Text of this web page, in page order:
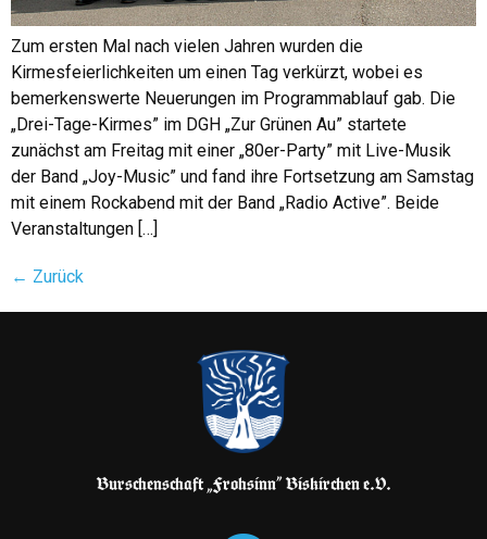
Zum ersten Mal nach vielen Jahren wurden die
Kirmesfeierlichkeiten um einen Tag verkürzt, wobei es
bemerkenswerte Neuerungen im Programmablauf gab. Die
„Drei-Tage-Kirmes” im DGH „Zur Grünen Au” startete
zunächst am Freitag mit einer „80er-Party” mit Live-Musik
der Band „Joy-Music” und fand ihre Fortsetzung am Samstag
mit einem Rockabend mit der Band „Radio Active”. Beide
Veranstaltungen […]
← Zurück
Burschenschaft „Frohsinn” Biskirchen e.V.